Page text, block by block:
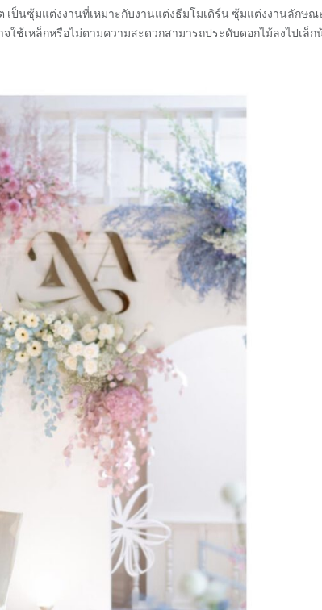
ป็นซุ้มแต่งงานที่เหมาะกับงานแต่งธีมโมเดิร์น ซุ้มแต่งงานลักษณ
ใช้เหล็กหรือไม่ตามความสะดวกสามารถประดับดอกไม้ลงไปเล็ก